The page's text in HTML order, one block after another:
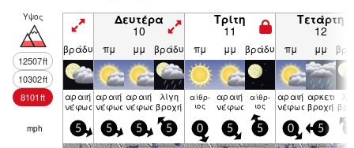
Υψος
12507ft
10302ft
8101ft
Δευτέρα
10
Τρίτη
11
Τετάρτη
12
βράδυ πμ μμ βράδυ πμ μμ βράδυ πμ μμ
αραιή
νέφωση
αραιή
νέφωση
αραιή
νέφωση
λίγη
βροχή
αίθρ­
ιος
αραιή
νέφωση
αίθρ­
ιος
αραιή
νέφωση
αρκετή
βροχή
mph 5 5 5 5 0 5 5 0 5